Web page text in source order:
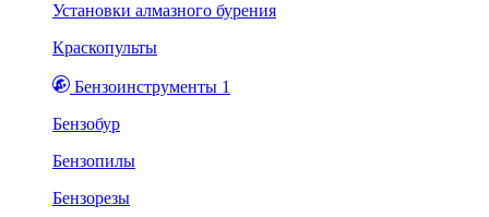
Установки алмазного бурения
Краскопульты
Бензоинструменты 1
Бензобур
Бензопилы
Бензорезы